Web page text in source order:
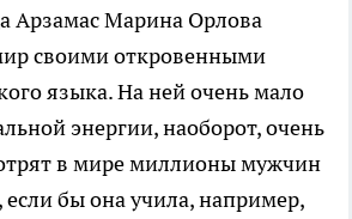
Арзамас Марина Орлова
своими откровенными
языка. На ней очень мало
энергии, наоборот, очень
в мире миллионы мужчин
если бы она учила, например,